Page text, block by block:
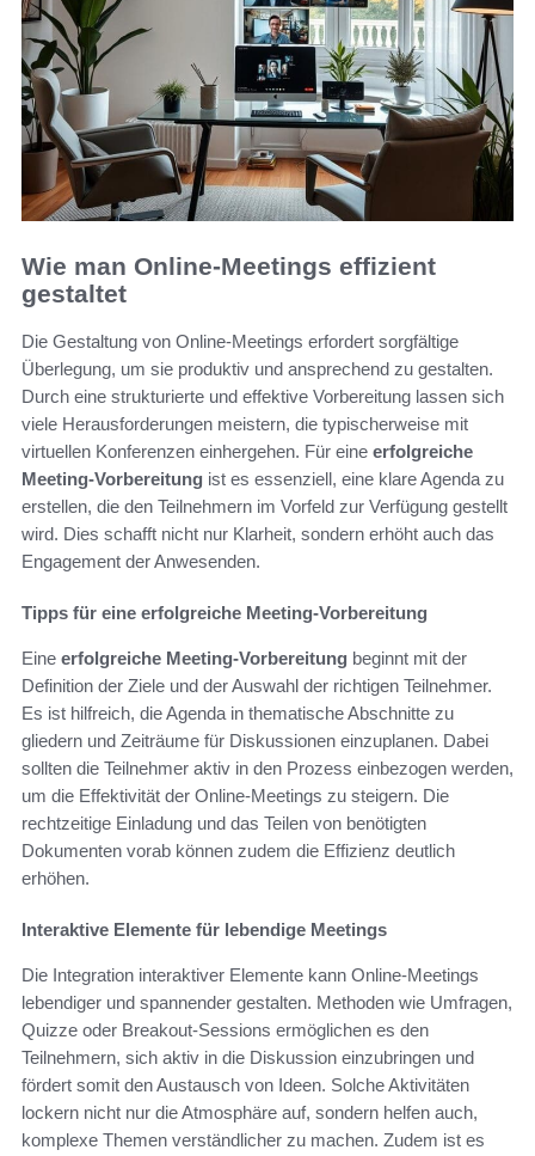
Wie man Online-Meetings effizient
gestaltet
Die Gestaltung von Online-Meetings erfordert sorgfältige
Überlegung, um sie produktiv und ansprechend zu gestalten.
Durch eine strukturierte und effektive Vorbereitung lassen sich
viele Herausforderungen meistern, die typischerweise mit
virtuellen Konferenzen einhergehen. Für eine erfolgreiche
Meeting-Vorbereitung ist es essenziell, eine klare Agenda zu
erstellen, die den Teilnehmern im Vorfeld zur Verfügung gestellt
wird. Dies schafft nicht nur Klarheit, sondern erhöht auch das
Engagement der Anwesenden.
Tipps für eine erfolgreiche Meeting-Vorbereitung
Eine erfolgreiche Meeting-Vorbereitung beginnt mit der
Definition der Ziele und der Auswahl der richtigen Teilnehmer.
Es ist hilfreich, die Agenda in thematische Abschnitte zu
gliedern und Zeiträume für Diskussionen einzuplanen. Dabei
sollten die Teilnehmer aktiv in den Prozess einbezogen werden,
um die Effektivität der Online-Meetings zu steigern. Die
rechtzeitige Einladung und das Teilen von benötigten
Dokumenten vorab können zudem die Effizienz deutlich
erhöhen.
Interaktive Elemente für lebendige Meetings
Die Integration interaktiver Elemente kann Online-Meetings
lebendiger und spannender gestalten. Methoden wie Umfragen,
Quizze oder Breakout-Sessions ermöglichen es den
Teilnehmern, sich aktiv in die Diskussion einzubringen und
fördert somit den Austausch von Ideen. Solche Aktivitäten
lockern nicht nur die Atmosphäre auf, sondern helfen auch,
komplexe Themen verständlicher zu machen. Zudem ist es